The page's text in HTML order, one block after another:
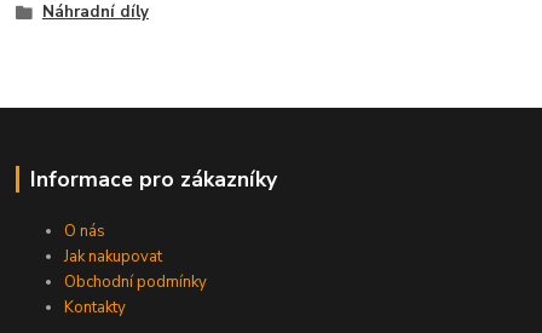
Náhradní díly
Informace pro zákazníky
O nás
Jak nakupovat
Obchodní podmínky
Kontakty